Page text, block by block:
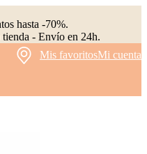
hasta -70%.
- Envío en 24h.
Mis favoritosMi cuenta